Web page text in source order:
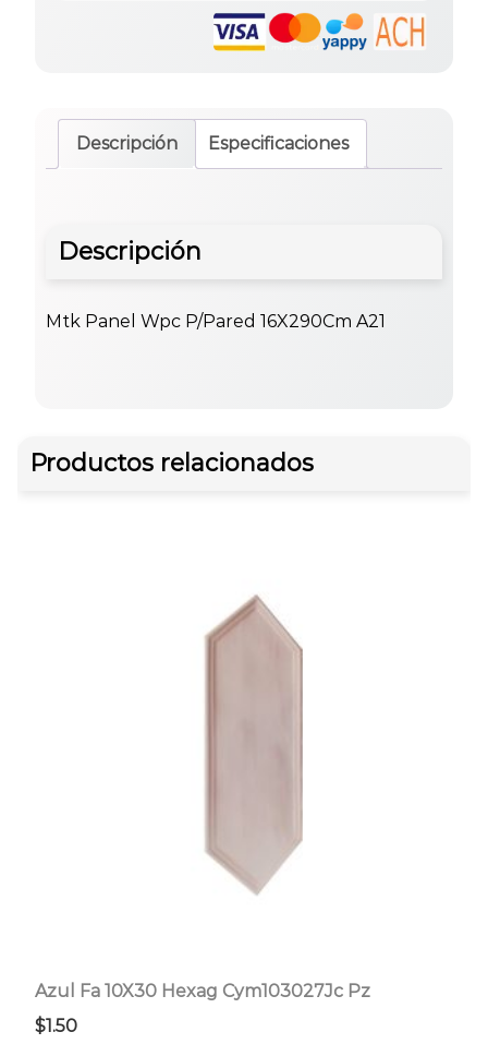
Descripción Especificaciones
Descripción
Mtk Panel Wpc P/Pared 16X290Cm A21
Productos relacionados
Azul Fa 10X30 Hexag Cym103027Jc Pz
$1.50